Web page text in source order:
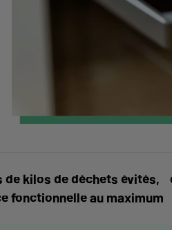
kilos de déchets évités,
fonctionnelle au maximum